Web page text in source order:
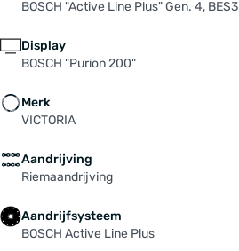
BOSCH "Active Line Plus" Gen. 4, BES3
Display
BOSCH "Purion 200"
Merk
VICTORIA
Aandrijving
Riemaandrijving
Aandrijfsysteem
BOSCH Active Line Plus